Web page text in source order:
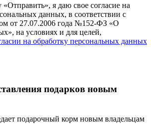
я даю свое согласие на
данных, в соответствии с
от 27.07.2006 года №152-ФЗ «О
на условиях и для целей,
на обработку персональных данных
подарков новым
подарочный корм новым владельцам